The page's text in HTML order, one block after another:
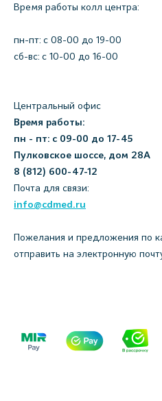
Время работы колл центра:
пн-пт: c 08-00 до 19-00
сб-вс: с 10-00 до 16-00
Центральный офис
Время работы:
пн - пт: с 09-00 до 17-45
Пулковское шоссе, дом 28А
8 (812) 600-47-12
Почта для связи:
info@cdmed.ru
Пожелания и предложения по
отправить на электронную